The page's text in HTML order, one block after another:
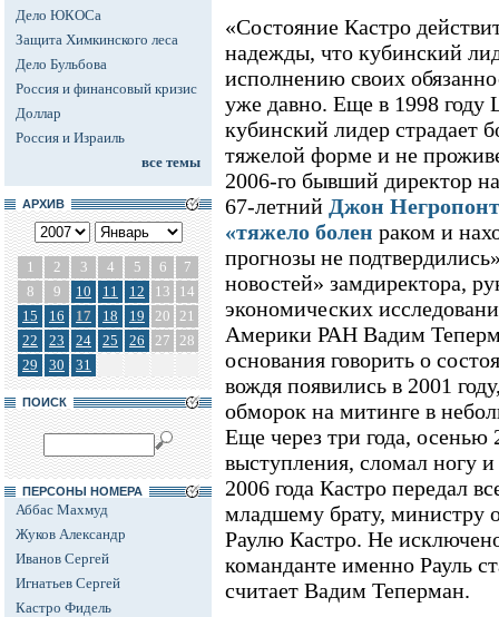
Дело ЮКОСа
Защита Химкинского леса
Дело Бульбова
Россия и финансовый кризис
Доллар
Россия и Израиль
все темы
АРХИВ
1 2 3 4 5 6
7
8
9 10 11 12 13
14
15
16 17 18 19 20 21
22
23 24 25 26 27 28
29
30 31
ПОИСК
ПЕРСОНЫ НОМЕРА
Аббас Махмуд
Жуков Александр
Иванов Сергей
Игнатьев Сергей
Кастро Фидель
«Состояние Кастро
надежды, что кубинский
исполнению своих
уже давно. Еще в 1998 году
кубинский лидер страдает
тяжелой форме и не
2006-го бывший директор
67-летний Джон
«тяжело болен раком и
прогнозы не
новостей» замдиректора,
экономических
Америки РАН Вадим
основания говорить о
вождя появились в 2001
обморок на митинге в
Еще через три года, осенью
выступления, сломал ногу
2006 года Кастро передал
младшему брату, министру
Раулю Кастро. Не
команданте именно Рауль
считает Вадим Теперман.